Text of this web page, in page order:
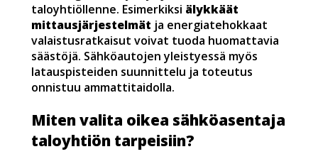
taloyhtiöllenne. Esimerkiksi älykkäät
mittausjärjestelmät ja energiatehokkaat
valaistusratkaisut voivat tuoda huomattavia
säästöjä. Sähköautojen yleistyessä myös
latauspisteiden suunnittelu ja toteutus
onnistuu ammattitaidolla.
Miten valita oikea sähköasentaja
taloyhtiön tarpeisiin?